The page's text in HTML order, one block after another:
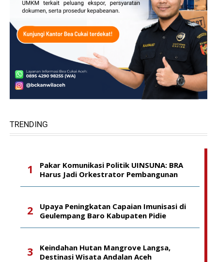
TRENDING
Pakar Komunikasi Politik UINSUNA: BRA
Harus Jadi Orkestrator Pembangunan
Upaya Peningkatan Capaian Imunisasi di
Geulempang Baro Kabupaten Pidie
Keindahan Hutan Mangrove Langsa,
Destinasi Wisata Andalan Aceh